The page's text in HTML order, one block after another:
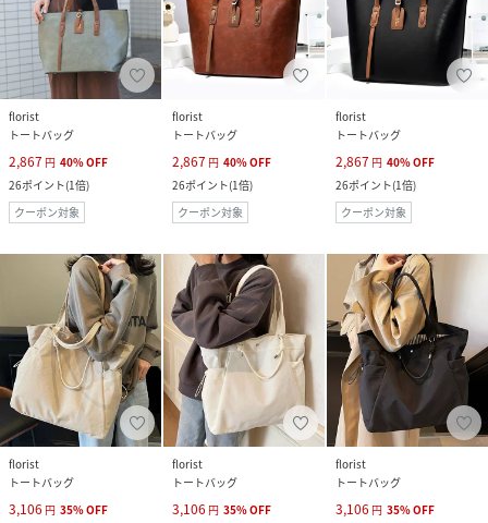
florist
トートバッグ
2,867 円 40%OFF
26ポイント(1倍)
クーポン対象
florist
トートバッグ
2,867 円 40%OFF
26ポイント(1倍)
クーポン対象
florist
トートバッグ
2,867 円 40%OFF
26ポイント(1倍)
クーポン対象
florist
トートバッグ
3,106 円 35%OFF
florist
トートバッグ
3,106 円 35%OFF
florist
トートバッグ
3,106 円 35%OFF